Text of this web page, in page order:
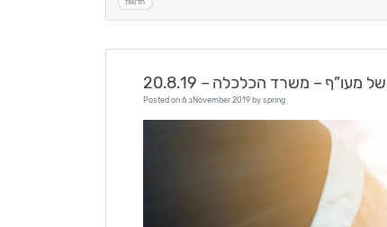
חדשות
של מעו”ף – משרד הכלכלה
Posted on 6 בNovember 2019byspring